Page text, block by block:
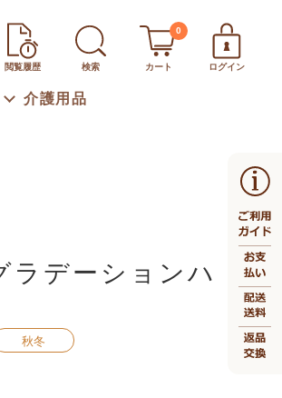
閲覧履歴 検索 カート
0
ログイン
介護用品
ラデーションハ
秋冬